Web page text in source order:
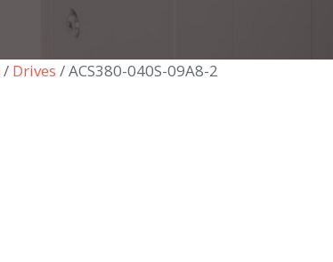
/ Drives / ACS380-040S-09A8-2